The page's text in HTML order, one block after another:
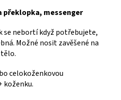
překlopka, messenger
se nebortí když potřebujete,
Možné nosit zavěšené na
celokoženkovou
koženku.